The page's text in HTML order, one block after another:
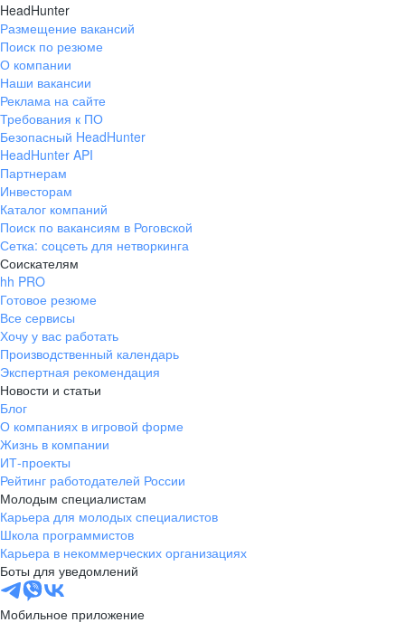
HeadHunter
Размещение вакансий
Поиск по резюме
О компании
Наши вакансии
Реклама на сайте
Требования к ПО
Безопасный HeadHunter
HeadHunter API
Партнерам
Инвесторам
Каталог компаний
Поиск по вакансиям в Роговской
Сетка: соцсеть для нетворкинга
Соискателям
hh PRO
Готовое резюме
Все сервисы
Хочу у вас работать
Производственный календарь
Экспертная рекомендация
Новости и статьи
Блог
О компаниях в игровой форме
Жизнь в компании
ИТ-проекты
Рейтинг работодателей России
Молодым специалистам
Карьера для молодых специалистов
Школа программистов
Карьера в некоммерческих организациях
Боты для уведомлений
Мобильное приложение